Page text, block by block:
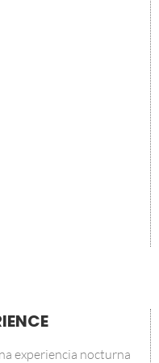
experiencia nocturna